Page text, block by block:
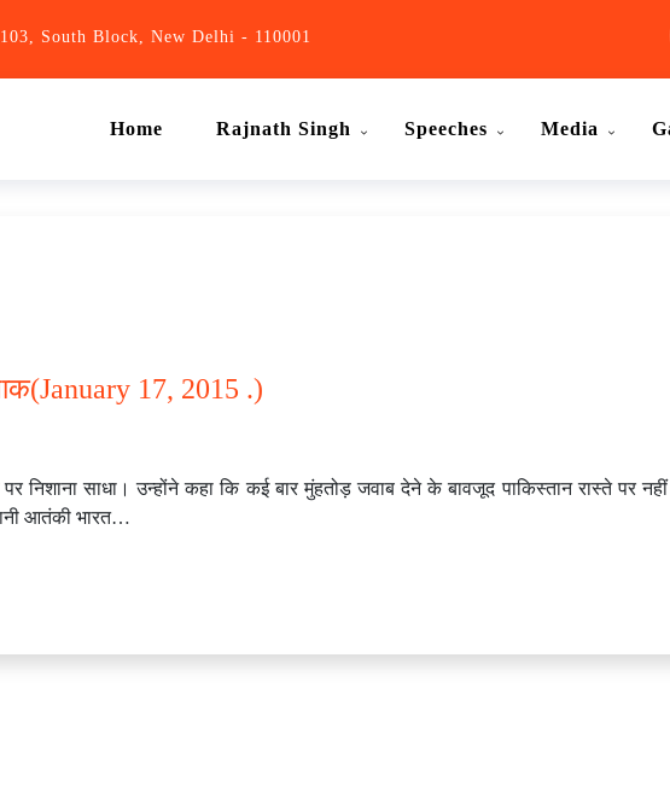
103, South Block, New Delhi - 110001
Home Rajnath Singh Speeches Media
17, 2015 .)
निशाना साधा। उन्होंने कहा कि कई बार मुंहतोड़ जवाब देने के बावजूद पाकिस्तान रास्ते पर
आतंकी भारत…